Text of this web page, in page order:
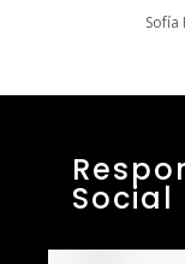
Sofía
Social